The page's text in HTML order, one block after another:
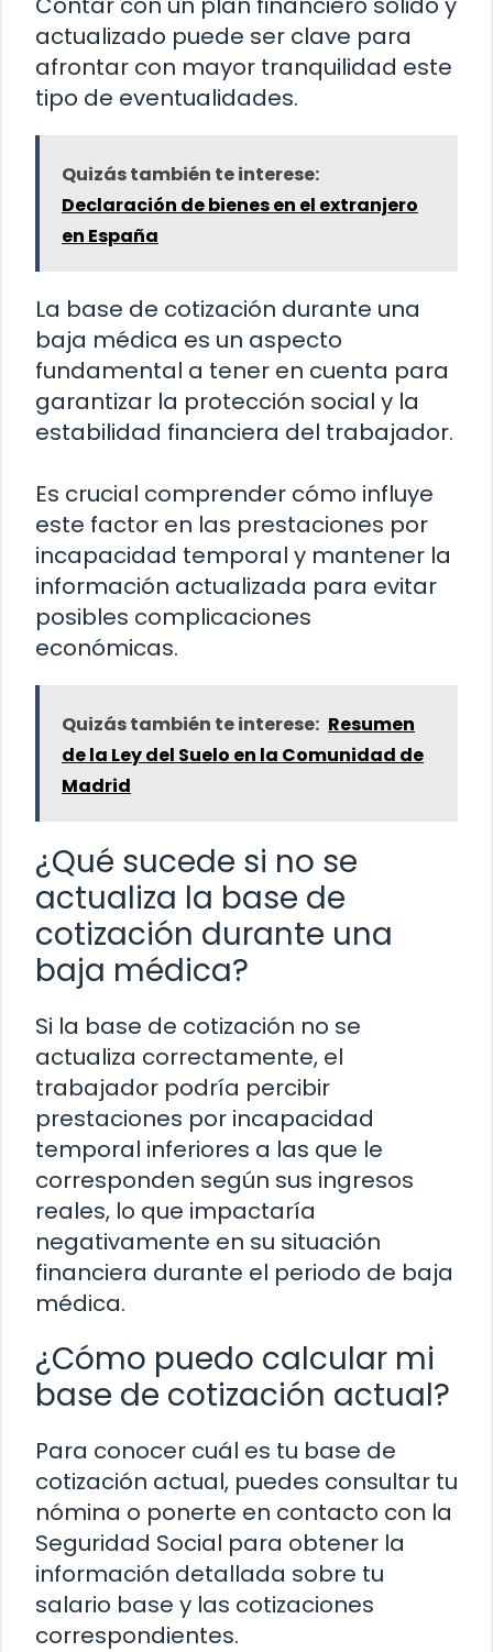
actualizado puede ser clave para
afrontar con mayor tranquilidad este
tipo de eventualidades.
Quizás también te interese:
Declaración de bienes en el extranjero
en España
La base de cotización durante una
baja médica es un aspecto
fundamental a tener en cuenta para
garantizar la protección social y la
estabilidad financiera del trabajador.
Es crucial comprender cómo influye
este factor en las prestaciones por
incapacidad temporal y mantener la
información actualizada para evitar
posibles complicaciones
económicas.
Quizás también te interese: Resumen
de la Ley del Suelo en la Comunidad de
Madrid
¿Qué sucede si no se
actualiza la base de
cotización durante una
baja médica?
Si la base de cotización no se
actualiza correctamente, el
trabajador podría percibir
prestaciones por incapacidad
temporal inferiores a las que le
corresponden según sus ingresos
reales, lo que impactaría
negativamente en su situación
financiera durante el periodo de baja
médica.
¿Cómo puedo calcular mi
base de cotización actual?
Para conocer cuál es tu base de
cotización actual, puedes consultar tu
nómina o ponerte en contacto con la
Seguridad Social para obtener la
información detallada sobre tu
salario base y las cotizaciones
correspondientes.